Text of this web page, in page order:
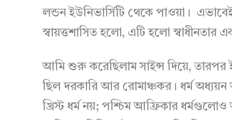
লন্ডন ইউনিভার্সিটি থেকে পাওয়া।
স্বায়ত্তশাসিত হলো, এটি হলো স্বাধীনতার
আমি শুরু করেছিলাম সাইন্স দিয়ে, তারপর
ছিল দরকারি আর রোমাঞ্চকর। ধর্ম
খ্রিস্ট ধর্ম নয়; পশ্চিম আফ্রিকার